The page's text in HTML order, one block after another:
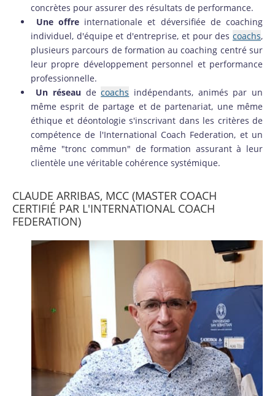
concrètes pour assurer des résultats de performance.
Une offre internationale et déversifiée de coaching
individuel, d'équipe et d'entreprise, et pour des coachs,
plusieurs parcours de formation au coaching centré sur
leur propre développement personnel et performance
professionnelle.
Un réseau decoachs indépendants, animés par un
même esprit de partage et de partenariat, une même
éthique et déontologie s'inscrivant dans les critères de
compétence de l'International Coach Federation, et un
même "tronc commun" de formation assurant à leur
clientèle une véritable cohérence systémique.
CLAUDE ARRIBAS, MCC (MASTER COACH
CERTIFIÉ PAR L'INTERNATIONAL COACH
FEDERATION)